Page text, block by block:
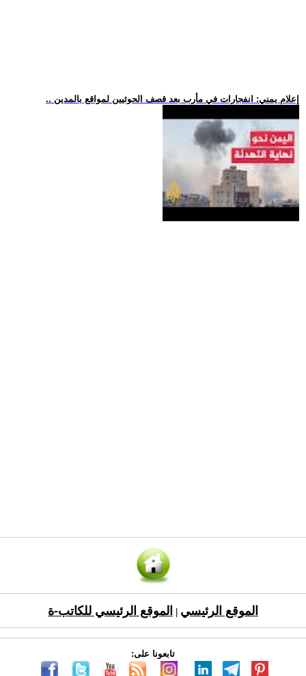
.. إعلام يمني: انفجارات في مأرب بعد قصف الحوثيين لمواقع بالمدين
الموقع الرئيسي الموقع الرئيسي للكاتب-ة
تابعونا على: